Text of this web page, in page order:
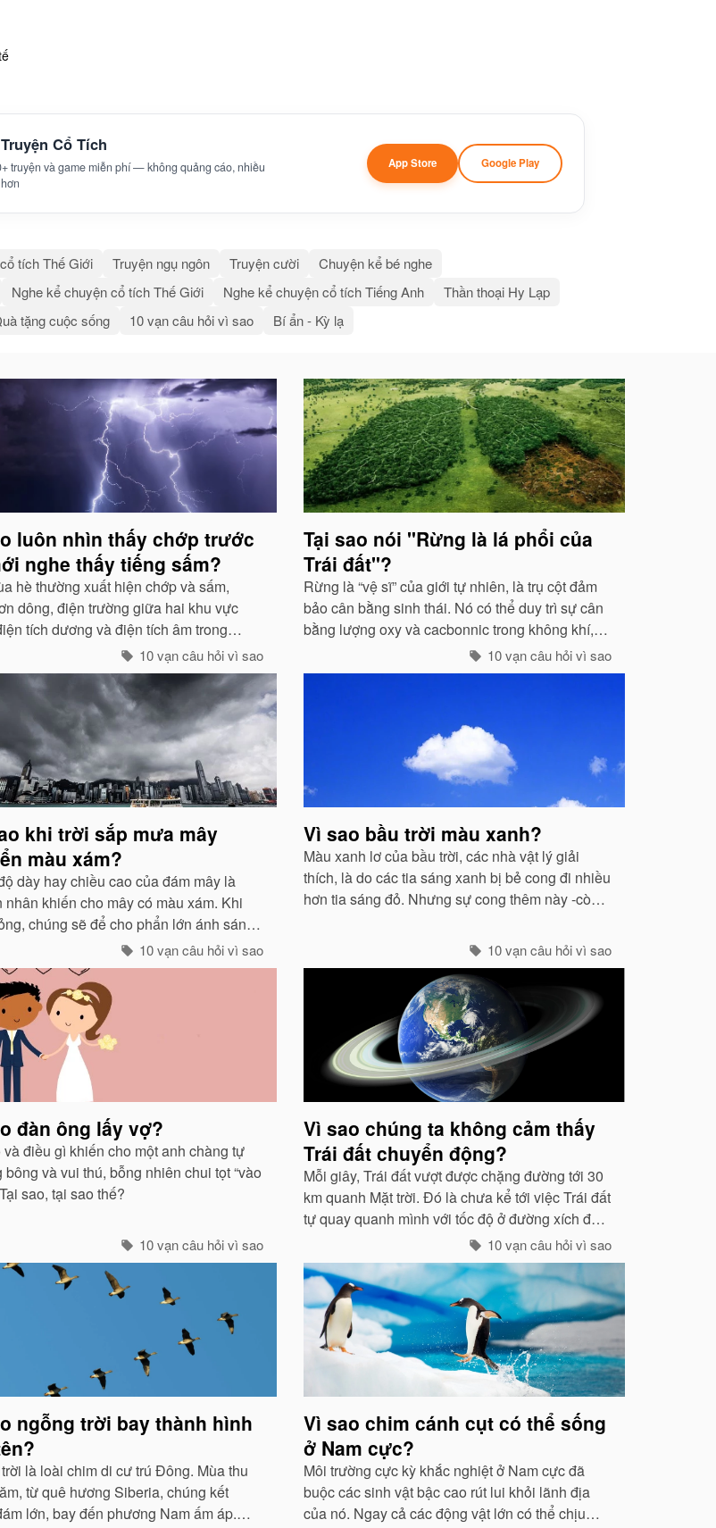
Cổ Tích
truyện và game miễn phí — không quảng cáo, nhiều
App Store Google Play
tích Thế Giới Truyện ngụ ngôn Truyện cười
Chuyện kể bé nghe
Nghe kể chuyện cổ tích Thế Giới Nghe kể chuyện cổ tích Tiếng Anh
Thần thoại Hy Lạp
tặng cuộc sống 10 vạn câu hỏi vì sao Bí ẩn - Kỳ lạ
luôn nhìn thấy chớp trước
nghe thấy tiếng sấm?
hè thường xuất hiện chớp và sấm,
dông, điện trường giữa hai khu vực
tích dương và điện tích âm trong
đám mây lớn đến một mức độ nhất định,
tích trong quá trình phát triển sẽ
lửa...
10 vạn câu hỏi vì sao
Tại sao nói "Rừng là lá phổi của
Trái đất"?
Rừng là “vệ sĩ” của giới tự nhiên, là trụ cột đảm
bảo cân bằng sinh thái. Nó có thể duy trì sự cân
bằng lượng oxy và cacbonnic trong không khí,
giảm nhẹ ảnh hưởng của các chất thải, khí độc
gây nên ô nhiễm, làm trong sạch môi trường...
10 vạn câu hỏi vì sao
khi trời sắp mưa mây
màu xám?
dày hay chiều cao của đám mây là
nhân khiến cho mây có màu xám. Khi
chúng sẽ để cho phẩn lớn ánh sáng
và có màu trắng... 10 vạn câu hỏi vì sao
Vì sao bầu trời màu xanh?
Màu xanh lơ của bầu trời, các nhà vật lý giải
thích, là do các tia sáng xanh bị bẻ cong đi nhiều
hơn tia sáng đỏ. Nhưng sự cong thêm này -còn
10 vạn câu hỏi vì sao
đàn ông lấy vợ?
và điều gì khiến cho một anh chàng tự
bông và vui thú, bỗng nhiên chui tọt “vào
sao, tại sao thế?
10 vạn câu hỏi vì sao
Vì sao chúng ta không cảm thấy
Trái đất chuyển động?
Mỗi giây, Trái đất vượt được chặng đường tới 30
km quanh Mặt trời. Đó là chưa kể tới việc Trái đất
tự quay quanh mình với tốc độ ở đường xích đạo
là 465 mét / giây. Vậy mà có vẻ như Trái đất
đang đứng yên...
10 vạn câu hỏi vì sao
ngỗng trời bay thành hình
là loài chim di cư trú Đông. Mùa thu
từ quê hương Siberia, chúng kết
lớn, bay đến phương Nam ấm áp.
Vì sao chim cánh cụt có thể sống
ở Nam cực?
Môi trường cực kỳ khắc nghiệt ở Nam cực đã
buộc các sinh vật bậc cao rút lui khỏi lãnh địa
của nó. Ngay cả các động vật lớn có thể chịu